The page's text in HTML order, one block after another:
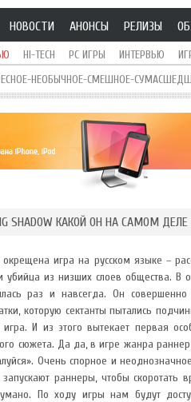
НОВОСТИ АНОНСЫ РЕЛИЗЫ
HI-TECH PC ИГРЫ ИНТЕРВЬЮ
НЕОБЫЧНОЕ-СМЕШНОЕ-
SHADOW КАКОЙ ОН НА САМОМ
игра на русском языке –
из низших слоев общества. В
раз и навсегда. Он совершенно
которую сектанты пытались
И из этого вытекает первая
сюжета. Да да, в игре жанра
Очень спорное и
раннеры, чтобы скоротать
По ходу игры нам будут